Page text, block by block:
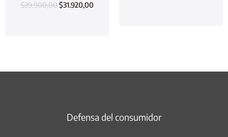
$39.900,00 $31.920,00
Defensa del consumidor